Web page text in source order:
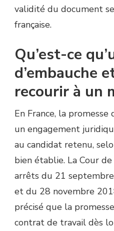
validité du document
française.
Qu’est-ce
d’embauche
recourir à un
En France, la promesse
un engagement
au candidat retenu,
bien établie. La Cour de
arrêts du 21
et du 28 novembre
précisé que la
contrat de travail dès